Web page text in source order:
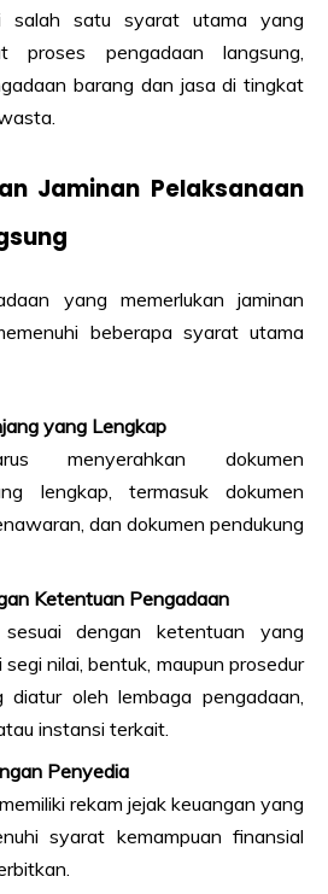
salah satu syarat utama yang
proses pengadaan langsung,
barang dan jasa di tingkat
Jaminan Pelaksanaan
yang memerlukan jaminan
beberapa syarat utama
yang Lengkap
menyerahkan dokumen
lengkap, termasuk dokumen
dan dokumen pendukung
Ketentuan Pengadaan
sesuai dengan ketentuan yang
segi nilai, bentuk, maupun prosedur
diatur oleh lembaga pengadaan,
instansi terkait.
Penyedia
rekam jejak keuangan yang
syarat kemampuan finansial